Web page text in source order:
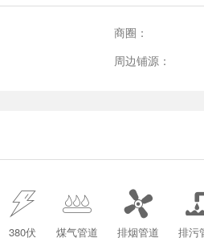
商圈：
周边铺源：

380伏

煤气管道

排烟管道 排污